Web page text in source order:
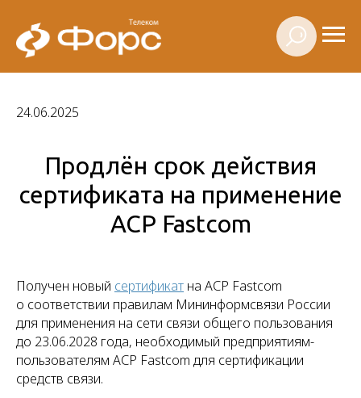
24.06.2025
Продлён срок действия
сертификата на применение
АСР Fastcom
Получен новый сертификат на АСР Fastcom
о соответствии правилам Мининформсвязи России
для применения на сети связи общего пользования
до 23.06.2028 года, необходимый предприятиям-
пользователям АСР Fastcom для сертификации
средств связи.